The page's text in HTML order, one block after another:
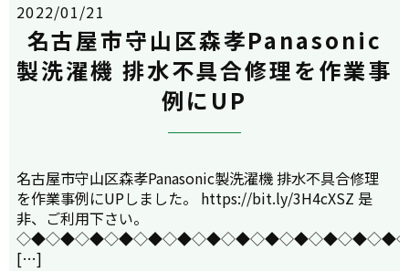
2022/01/21
名古屋市守山区森孝Panasonic
製洗濯機 排水不具合修理を作業事
例にUP
名古屋市守山区森孝Panasonic製洗濯機 排水不具合修理
を作業事例にUPしました。 https://bit.ly/3H4cXSZ 是
非、ご利用下さい。
[…]